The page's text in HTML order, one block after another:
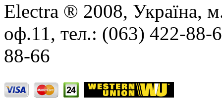
Electra ® 2008, Україна,
оф.11, тел.: (063) 422-
88-66